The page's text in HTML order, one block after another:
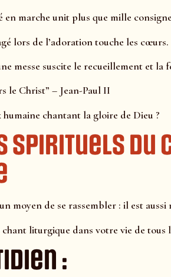
en marche unit plus que mille
lors de l’adoration touche les cœurs.
messe suscite le recueillement et la
le Christ” – Jean-Paul II
chantant la gloire de Dieu ?
spirituels du
moyen de se rassembler : il est
liturgique dans votre vie de tous
: